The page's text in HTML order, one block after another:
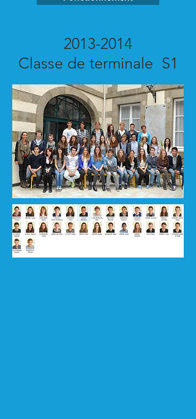
2013-2014
Classe de terminale S1